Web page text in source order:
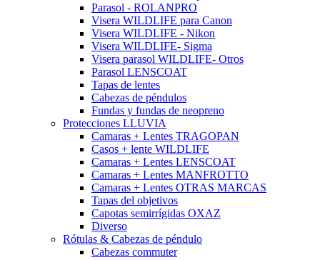
Parasol - ROLANPRO
Visera WILDLIFE para Canon
Visera WILDLIFE - Nikon
Visera WILDLIFE- Sigma
Visera parasol WILDLIFE- Otros
Parasol LENSCOAT
Tapas de lentes
Cabezas de péndulos
Fundas y fundas de neopreno
Protecciones LLUVIA
Camaras + Lentes TRAGOPAN
Casos + lente WILDLIFE
Camaras + Lentes LENSCOAT
Camaras + Lentes MANFROTTO
Camaras + Lentes OTRAS MARCAS
Tapas del objetivos
Capotas semirrígidas OXAZ
Diverso
Rótulas & Cabezas de péndulo
Cabezas commuter